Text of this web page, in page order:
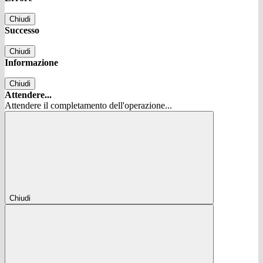
Chiudi
Successo
Chiudi
Informazione
Chiudi
Attendere...
Attendere il completamento dell'operazione...
Chiudi